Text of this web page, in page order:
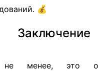
💰
Заключение
менее, это